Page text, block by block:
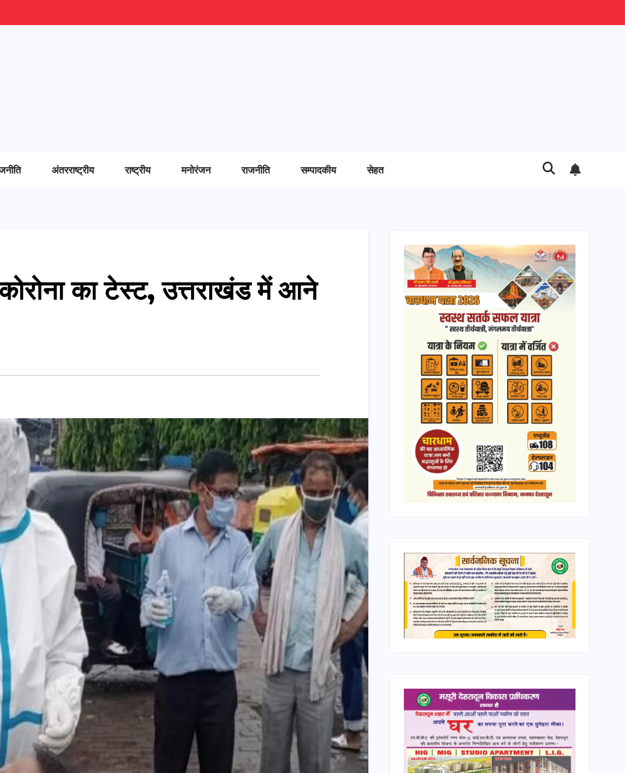
अंतरराष्ट्रीय राष्ट्रीय मनोरंजन राजनीति सम्पादकीय सेहत
कोरोना का टेस्ट, उत्तराखंड में आने